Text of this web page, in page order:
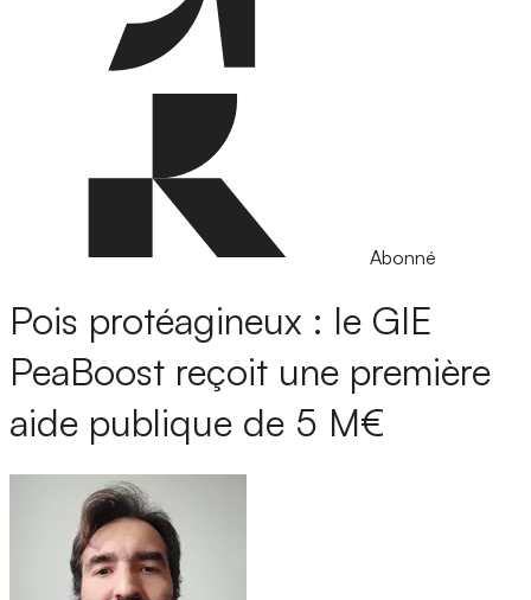
Abonné
Pois protéagineux : le GIE
PeaBoost reçoit une première
aide publique de 5 M€